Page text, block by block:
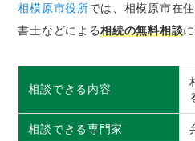
相模原市役所では、相模原市在
書士などによる相続の無料相談
相談できる内容
相談できる専門家